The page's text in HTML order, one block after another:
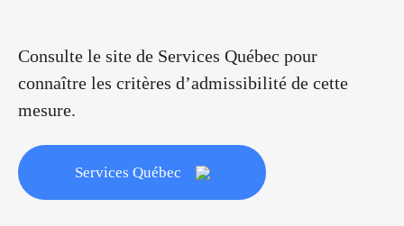
Consulte le site de Services Québec pour
connaître les critères d’admissibilité de cette
mesure.
Services Québec